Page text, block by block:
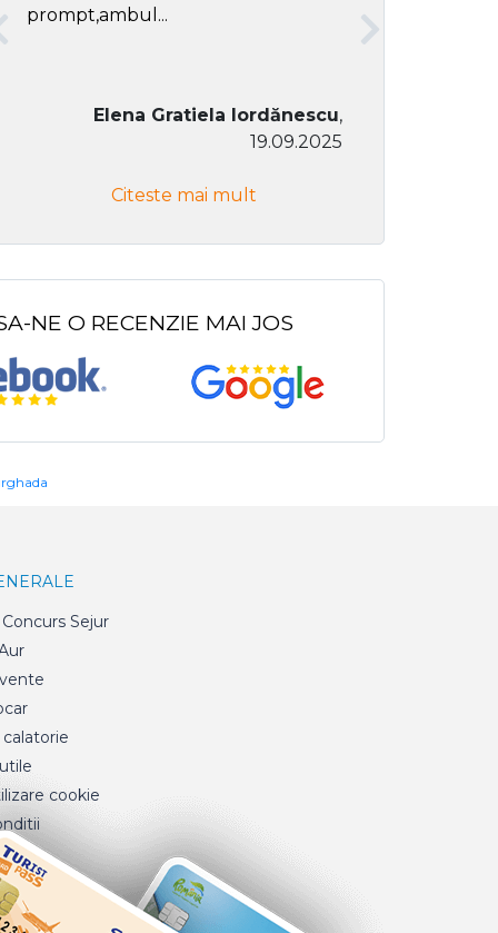
prompt,ambul...
Elena Gratiela Iordănescu,
19.09.2025
Citeste mai mult
NE O RECENZIE MAI JOS
Sejur
cookie